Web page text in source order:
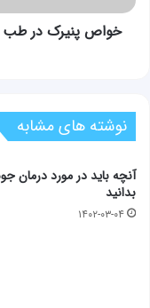
کاهنده
حرارت
خواص پنیرک در طب
نوشته های مشابه
آنچه باید در مورد درمان
بدانید
۱۴۰۲-۰۳-۰۴